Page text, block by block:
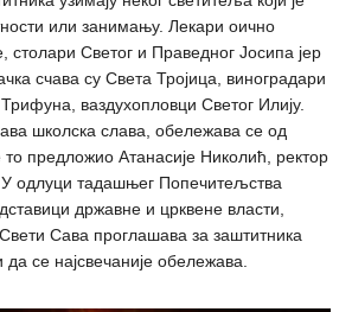
или занимању. Лекари оично
столари Светог и Праведног Јосипа јер
счава су Света Тројица, виноградари
ваздухопловци Светог Илију.
школска слава, обележава се од
то предложио Атанасије Николић, ректор
У одлуци тадашњег Попечитељства
државне и црквене власти,
Сава проглашава за заштитника
се најсвечаније обележава.